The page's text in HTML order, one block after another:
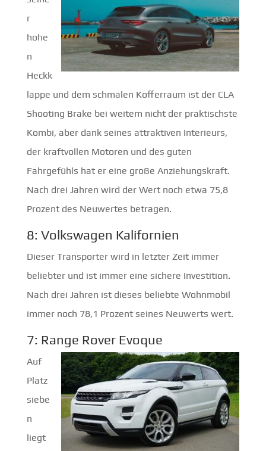
r
hohe
n
Heckk
lappe und dem schmalen Kofferraum ist der CLA
Shooting Brake bei weitem nicht der praktischste
Kombi, aber dank seines attraktiven Interieurs,
der kraftvollen Motoren und des guten
Fahrgefühls hat er eine große Anziehungskraft.
Nach drei Jahren wird der Wert noch etwa 75,8
Prozent des Neuwertes betragen.
8: Volkswagen Kalifornien
Dieser Transporter wird in letzter Zeit immer
beliebter und ist immer eine sichere Investition.
Nach drei Jahren ist dieses beliebte Wohnmobil
immer noch 78,1 Prozent seines Neuwerts wert.
7: Range Rover Evoque
Auf
Platz
siebe
n
liegt